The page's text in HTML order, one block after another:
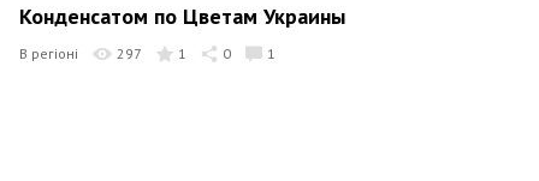
Конденсатом по Цветам Украины
В регіоні 297 1 0 1